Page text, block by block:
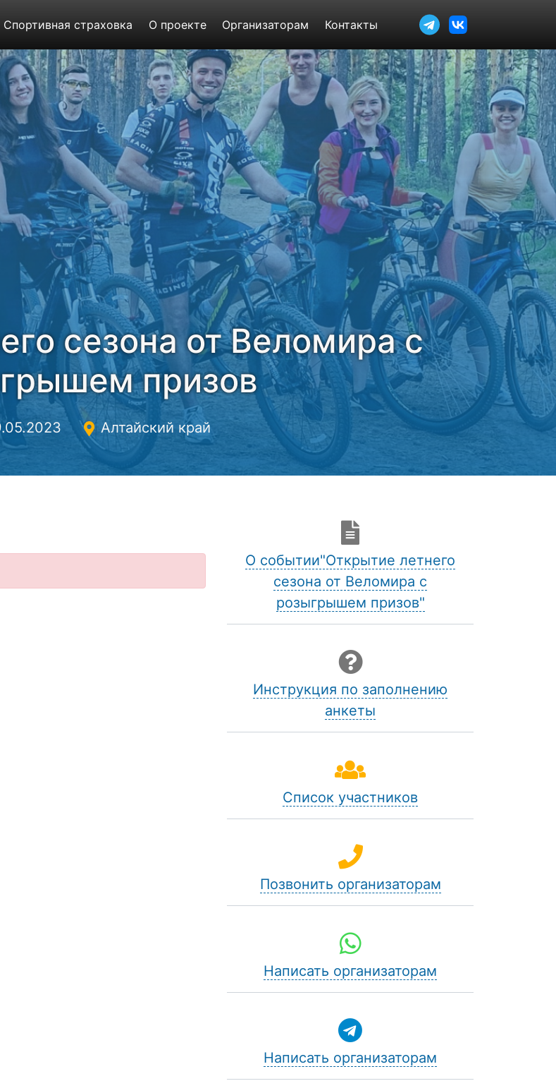
Спортивная страховка О проекте Организаторам Контакты
сезона от Веломира с
призов
Алтайский край
О событии"Открытие летнего
сезона от Веломира с
розыгрышем призов"
Инструкция по заполнению
анкеты
Список участников
Позвонить организаторам
Написать организаторам
Написать организаторам